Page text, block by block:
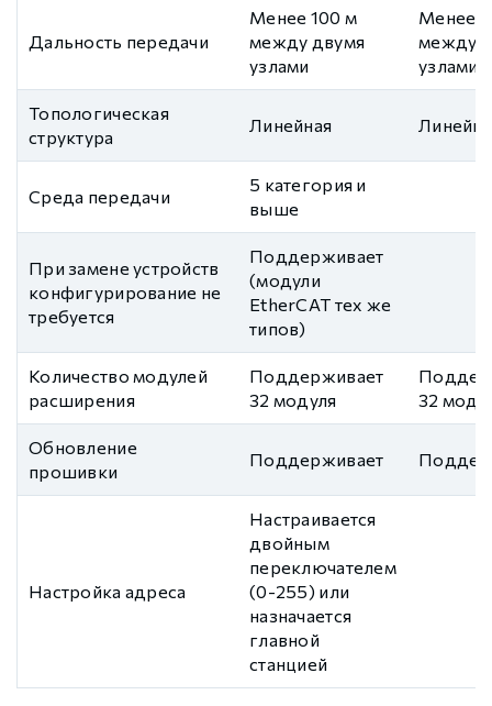
Дальность передачи
Менее 100 м
между двумя
узлами
Менее
между
узлами
Топологическая
структура
Линейная
Среда передачи
5 категория и
выше
При замене устройств
конфигурирование не
требуется
Поддерживает
(модули
EtherCAT тех же
типов)
Количество модулей
расширения
Поддерживает
32 модуля
32
Обновление
прошивки
Поддерживает
Настройка адреса
Настраивается
двойным
переключателем
(0-255) или
назначается
главной
станцией